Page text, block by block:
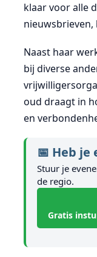
klaar voor alle
Naast haar
bij diverse
oud draagt in
en
📅 Heb je
Stuur je
de regio.
Gratis